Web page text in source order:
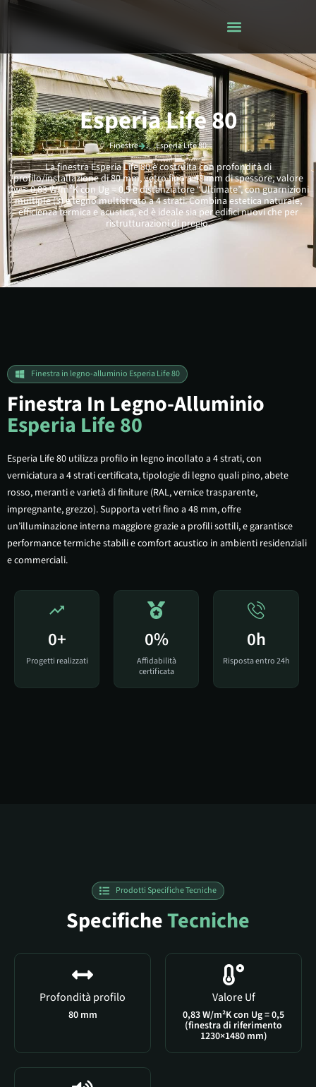
Esperia Life 80
Finestre Esperia Life 80
La finestra Esperia Life 80 è costruita con profondità di
profilo/installazione di 80 mm, vetro fino a 48 mm di spessore, valore
Uw ≈ 0,83 W/m²K con Ug = 0,5 e distanziatore “Ultimate”, con guarnizioni
multiple (3) e legno multistrato a 4 strati. Combina estetica naturale,
efficienza termica e acustica, ed è ideale sia per edifici nuovi che per
ristrutturazioni di pregio.
Finestra in legno-alluminio Esperia Life 80
Finestra In Legno-Alluminio
Esperia Life 80
Esperia Life 80 utilizza profilo in legno incollato a 4 strati, con
verniciatura a 4 strati certificata, tipologie di legno quali pino, abete
rosso, meranti e varietà di finiture (RAL, vernice trasparente,
impregnante, grezzo). Supporta vetri fino a 48 mm, offre
un’illuminazione interna maggiore grazie a profili sottili, e garantisce
performance termiche stabili e comfort acustico in ambienti residenziali
e commerciali.
0+
Progetti realizzati
0%
Affidabilità
certificata
0h
Risposta entro 24h
Prodotti Specifiche Tecniche
SpecificheTecniche
Profondità profilo
80 mm
Valore Uf
0,83 W/m²K con Ug = 0,5
(finestra di riferimento
1230×1480 mm)